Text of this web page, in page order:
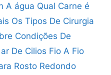
A água Qual Carne é
Os Tipos De Cirurgia
Condições De
De Cilios Fio A Fio
Rosto Redondo